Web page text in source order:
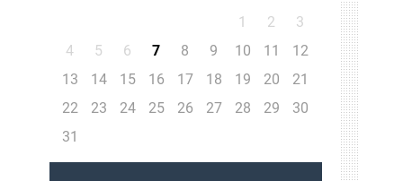
1 2
3
4
5 6 7 8 9 10 11
12
13
14 15 16 17 18 19 20
21
22
23 24 25 26 27 28 29
30
31